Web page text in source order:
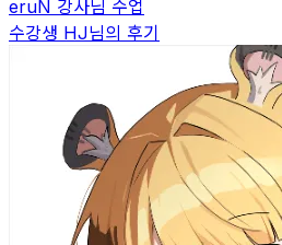
eruN 강사님 수업
수강생 HJ님의 후기